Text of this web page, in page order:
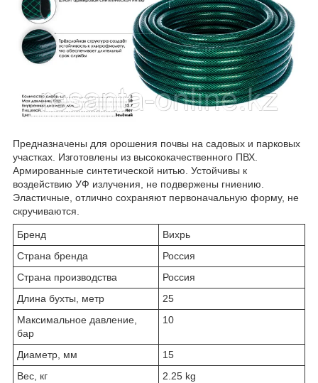
Предназначены для орошения почвы на садовых и парковых
участках. Изготовлены из высококачественного ПВХ.
Армированные синтетической нитью. Устойчивы к
воздействию УФ излучения, не подвержены гниению.
Эластичные, отлично сохраняют первоначальную форму, не
скручиваются.
Бренд
Вихрь
Страна бренда
Россия
Страна производства
Россия
Длина бухты, метр
25
Максимальное давление,
бар
10
Диаметр, мм
15
Вес, кг
2.25 kg